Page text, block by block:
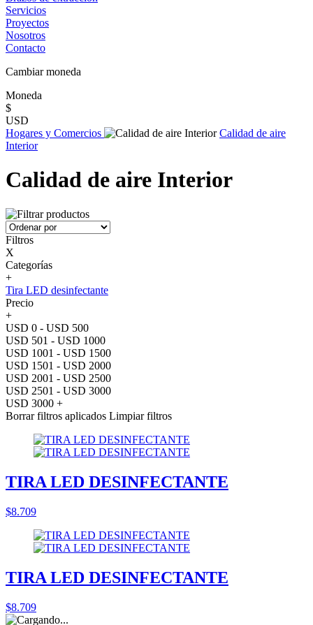
Servicios
Proyectos
Nosotros
Contacto
Cambiar moneda
Moneda
$
USD
Hogares y Comercios
Calidad de aire
Interior
Calidad de aire Interior
Filtros
X
Categorías
+
Tira LED desinfectante
Precio
+
USD 0 - USD 500
USD 501 - USD 1000
USD 1001 - USD 1500
USD 1501 - USD 2000
USD 2001 - USD 2500
USD 2501 - USD 3000
USD 3000 +
Borrar filtros aplicados Limpiar filtros
TIRA LED DESINFECTANTE
$8.709
TIRA LED DESINFECTANTE
$8.709